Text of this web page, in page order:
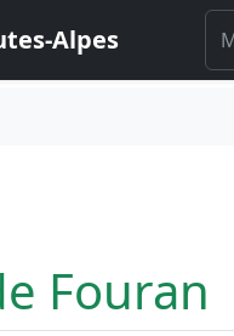
Alpes
Fouran